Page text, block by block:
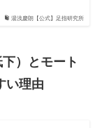
湯浅慶朗【公式】足指研究所
）とモート
い理由